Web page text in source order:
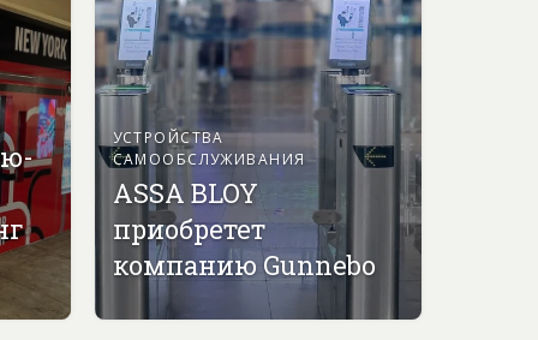
УСТРОЙСТВА
САМООБСЛУЖИВАНИЯ
ASSA BLOY
приобретет
компанию Gunnebo